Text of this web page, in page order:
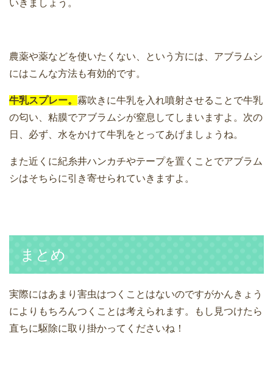
いきましょう。
農薬や薬などを使いたくない、という方には、アブラムシ
にはこんな方法も有効的です。
牛乳スプレー。 霧吹きに牛乳を入れ噴射させることで牛乳
の匂い、粘膜でアブラムシが窒息してしまいますよ。次の
日、必ず、水をかけて牛乳をとってあげましょうね。
また近くに紀糸井ハンカチやテープを置くことでアブラム
シはそちらに引き寄せられていきますよ。
まとめ
実際にはあまり害虫はつくことはないのですがかんきょう
によりもちろんつくことは考えられます。もし見つけたら
直ちに駆除に取り掛かってくださいね！